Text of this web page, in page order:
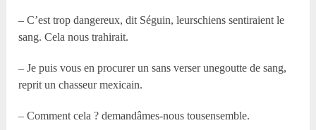
– C’est trop dangereux, dit Séguin, leurschiens sentiraient le
sang. Cela nous trahirait.
– Je puis vous en procurer un sans verser unegoutte de sang,
reprit un chasseur mexicain.
– Comment cela ? demandâmes-nous tousensemble.